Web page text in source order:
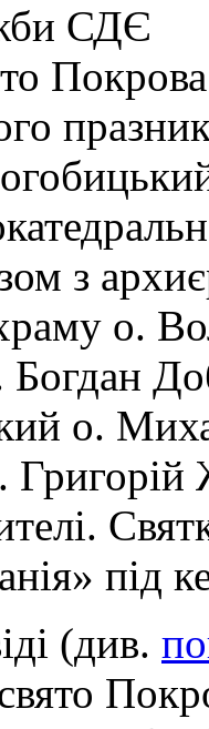
СДЄ
з
о.
о.
під
(див.